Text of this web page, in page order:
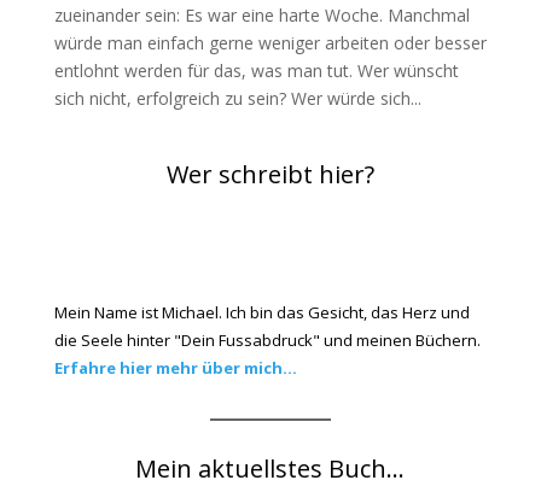
zueinander sein: Es war eine harte Woche. Manchmal
würde man einfach gerne weniger arbeiten oder besser
entlohnt werden für das, was man tut. Wer wünscht
sich nicht, erfolgreich zu sein? Wer würde sich...
Wer schreibt hier?
Mein Name ist Michael. Ich bin das Gesicht, das Herz und
die Seele hinter "Dein Fussabdruck" und meinen Büchern.
Erfahre hier mehr über mich...
Mein aktuellstes Buch...